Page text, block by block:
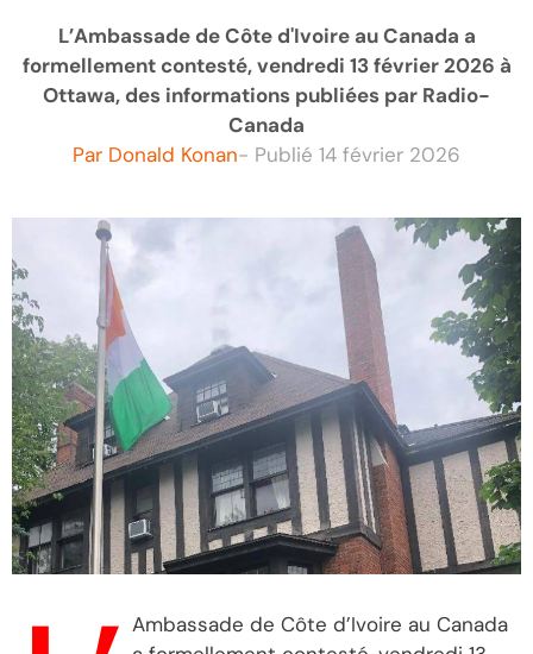
L’Ambassade de Côte d'Ivoire au Canada a
formellement contesté, vendredi 13 février 2026 à
Ottawa, des informations publiées par Radio-
Canada
Par Donald Konan- Publié 14 février 2026
Ambassade de Côte d’Ivoire au Canada